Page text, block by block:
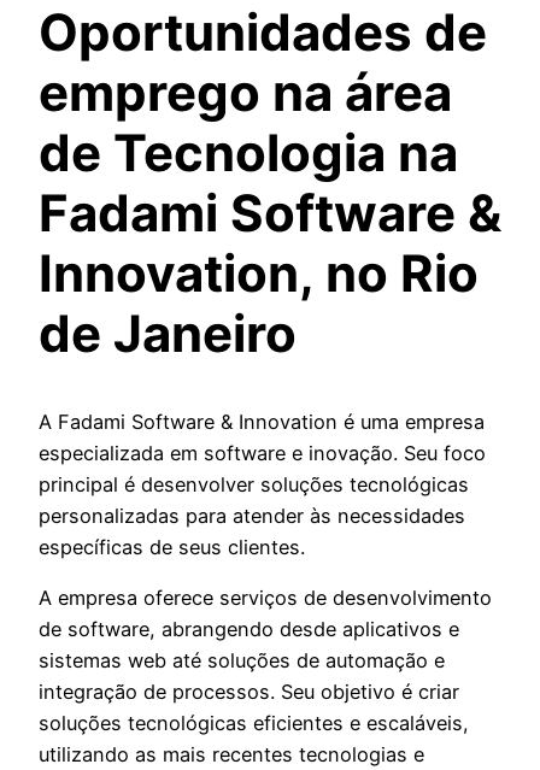
Oportunidades de
emprego na área
de Tecnologia na
Fadami Software &
Innovation, no Rio
de Janeiro
A Fadami Software & Innovation é uma empresa
especializada em software e inovação. Seu foco
principal é desenvolver soluções tecnológicas
personalizadas para atender às necessidades
específicas de seus clientes.
A empresa oferece serviços de desenvolvimento
de software, abrangendo desde aplicativos e
sistemas web até soluções de automação e
integração de processos. Seu objetivo é criar
soluções tecnológicas eficientes e escaláveis,
utilizando as mais recentes tecnologias e